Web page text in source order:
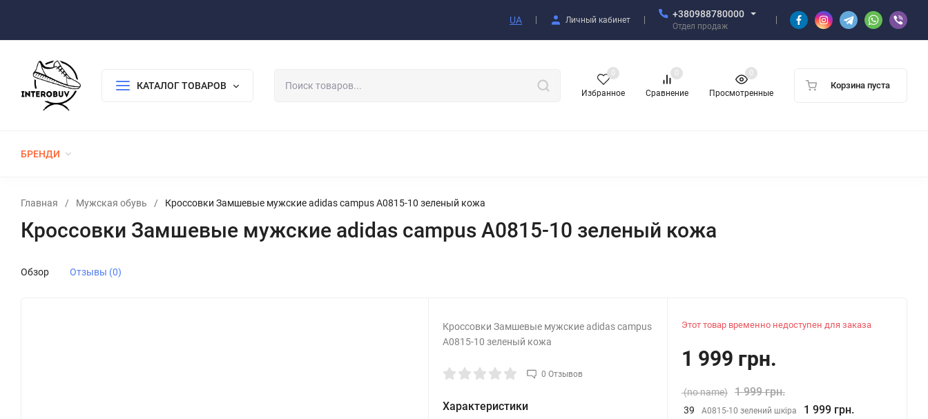
UA Личный кабинет
+380988780000
Отдел продаж
КАТАЛОГ ТОВАРОВ
Избранное
0
Сравнение
0
Просмотренные
0
Корзина пуста
БРЕНДИ
Главная / Мужская обувь / Кроссовки Замшевые мужские аdidas campus A0815-10 зеленый кожа
Кроссовки Замшевые мужские аdidas campus A0815-10 зеленый кожа
Обзор Отзывы (0)
Кроссовки Замшевые мужские аdidas campus
A0815-10 зеленый кожа
0 Отзывов
Характеристики
Этот товар временно недоступен для заказа
1 999 грн.
(no name) 1 999 грн.
39 A0815-10 зелений шкіра 1 999 грн.